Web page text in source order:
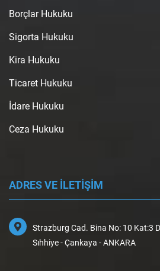
Borçlar Hukuku
Sigorta Hukuku
Kira Hukuku
Ticaret Hukuku
İdare Hukuku
Ceza Hukuku
ADRES VE İLETİŞİM
Strazburg Cad. Bina No: 10 Kat:3
Sıhhiye - Çankaya - ANKARA